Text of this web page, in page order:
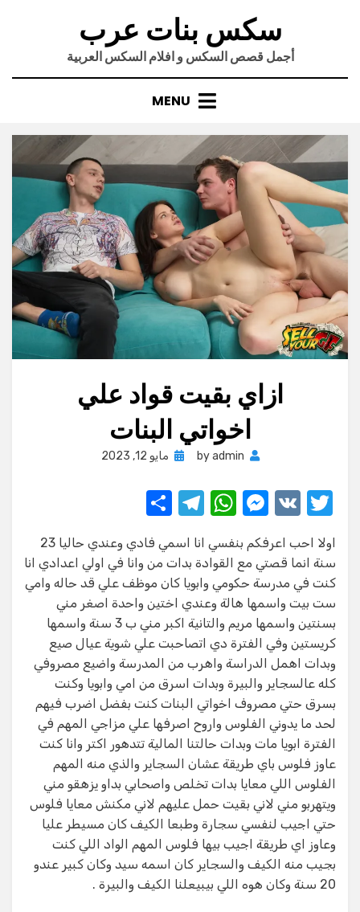
سكس بنات عرب
أجمل قصص السكس و افلام السكس العربية
MENU
ازاي بقيت قواد علي
اخواتي البنات
byadmin
Posted
مايو 12, 2023
T
it
te
r
V
M
ss
e
n
g
er
W
at
s
A
p
p
T
e
gr
a
m
ar
e
اولا احب اعرفكم بنفسي انا اسمي فادي وعندي حاليا 23
سنة انما قصتي مع القوادة بدات من وانا في اولي اعدادي انا
كنت في مدرسة حكومي وابويا كان موظف علي قد حاله وامي
ست بيت واسمها هالة وعندي اختين واحدة اصغر مني
بسنتين واسمها مريم والتانية اكبر مني ب 3 سنة واسمها
كريستين وفي الفترة دي اتصاحبت علي شوية عيال صيع
وبدات اهمل الدراسة واهرب من المدرسة واضيع مصروفي
كله عالسجاير والبيرة وبدات اسرق من امي وابويا وكنت
بسرق حتي مصروف اخواتي البنات كنت بفضل اضرب فيهم
لحد ما يدوني الفلوس واروح اصرفها علي مزاجي المهم في
الفترة ابويا مات وبدات حالتنا المالية تتدهور اكتر وانا كنت
عاوز فلوس باي طريقة عشان السجاير والذي منه المهم
الفلوس اللي معايا بدات تخلص واصحابي بداو يزهقو مني
ويتهربو مني لاني بقيت حمل عليهم لاني مكنش معايا فلوس
حتي اجيب لنفسي سجارة وطبعا الكيف كان مسيطر عليا
وعاوز اي طريقة اجيب بيها فلوس المهم الواد اللي كنت
بجيب منه الكيف والسجاير كان اسمه سيد وكان كبير عندو
20 سنة وكان هوه اللي بيبيعلنا الكيف والبيرة .